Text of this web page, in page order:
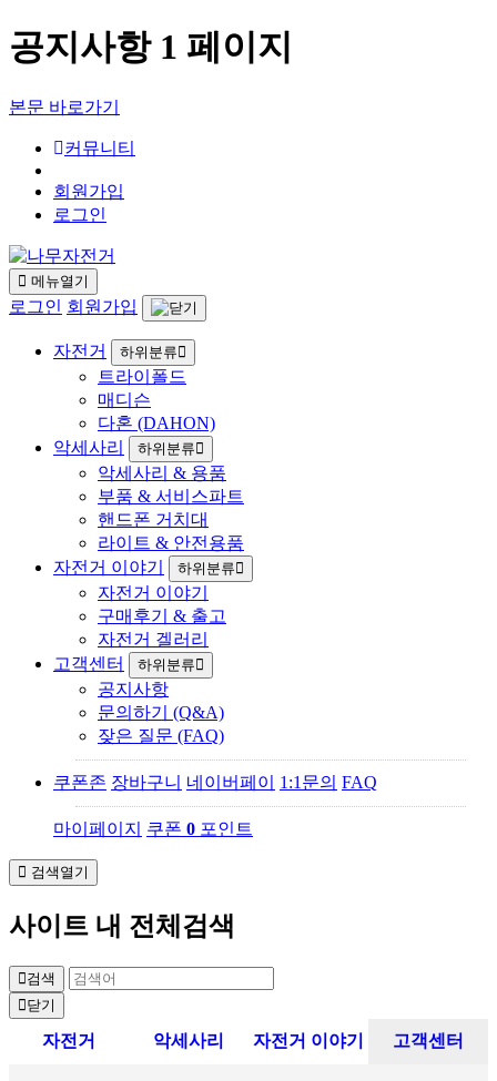
공지사항 1 페이지
본문 바로가기
커뮤니티
회원가입
로그인
메뉴열기
로그인 회원가입
자전거 하위분류
트라이폴드
매디슨
다혼 (DAHON)
악세사리
하위분류
악세사리 & 용품
부품 & 서비스파트
핸드폰 거치대
라이트 & 안전용품
자전거 이야기
하위분류
자전거 이야기
구매후기 & 출고
자전거 겔러리
고객센터
하위분류
공지사항
문의하기 (Q&A)
잦은 질문 (FAQ)
쿠폰존 장바구니 네이버페이 1:1문의 FAQ
마이페이지 쿠폰 0 포인트
검색열기
사이트 내 전체검색
검색
닫기
자전거 악세사리 자전거 이야기 고객센터